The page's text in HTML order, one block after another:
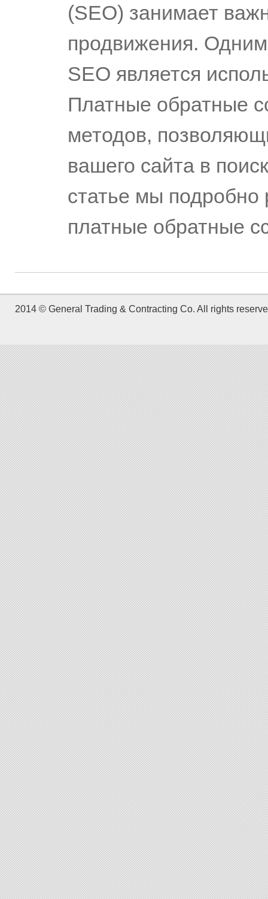
(SEO) занимает
продвижения.
SEO является
Платные обратные
методов,
вашего сайта в
статье мы подробно
платные обратные
2014 © General Trading & Contracting Co. All rights